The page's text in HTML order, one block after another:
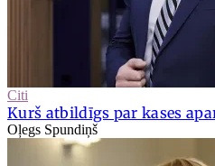
Citi
Kurš atbildīgs par kases
Oļegs Spundiņš